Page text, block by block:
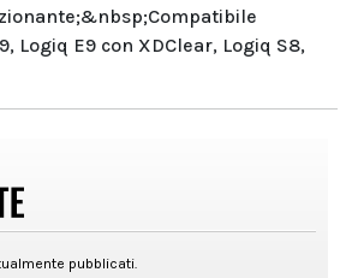
Logiq E9 con XDClear, Logiq S8,